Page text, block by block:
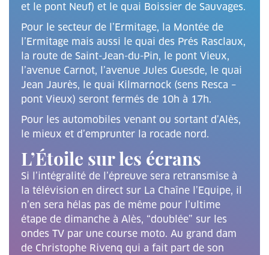
et le pont Neuf) et le quai Boissier de Sauvages.
Pour le secteur de l’Ermitage, la Montée de
l’Ermitage mais aussi le quai des Prés Rasclaux,
la route de Saint-Jean-du-Pin, le pont Vieux,
l’avenue Carnot, l’avenue Jules Guesde, le quai
Jean Jaurès, le quai Kilmarnock (sens Resca –
pont Vieux) seront fermés de 10h à 17h.
Pour les automobiles venant ou sortant d’Alès,
le mieux et d’emprunter la rocade nord.
L’Étoile sur les écrans
Si l’intégralité de l’épreuve sera retransmise à
la télévision en direct sur La Chaîne l’Equipe, il
n’en sera hélas pas de même pour l’ultime
étape de dimanche à Alès, “doublée” sur les
ondes TV par une course moto. Au grand dam
de Christophe Rivenq qui a fait part de son